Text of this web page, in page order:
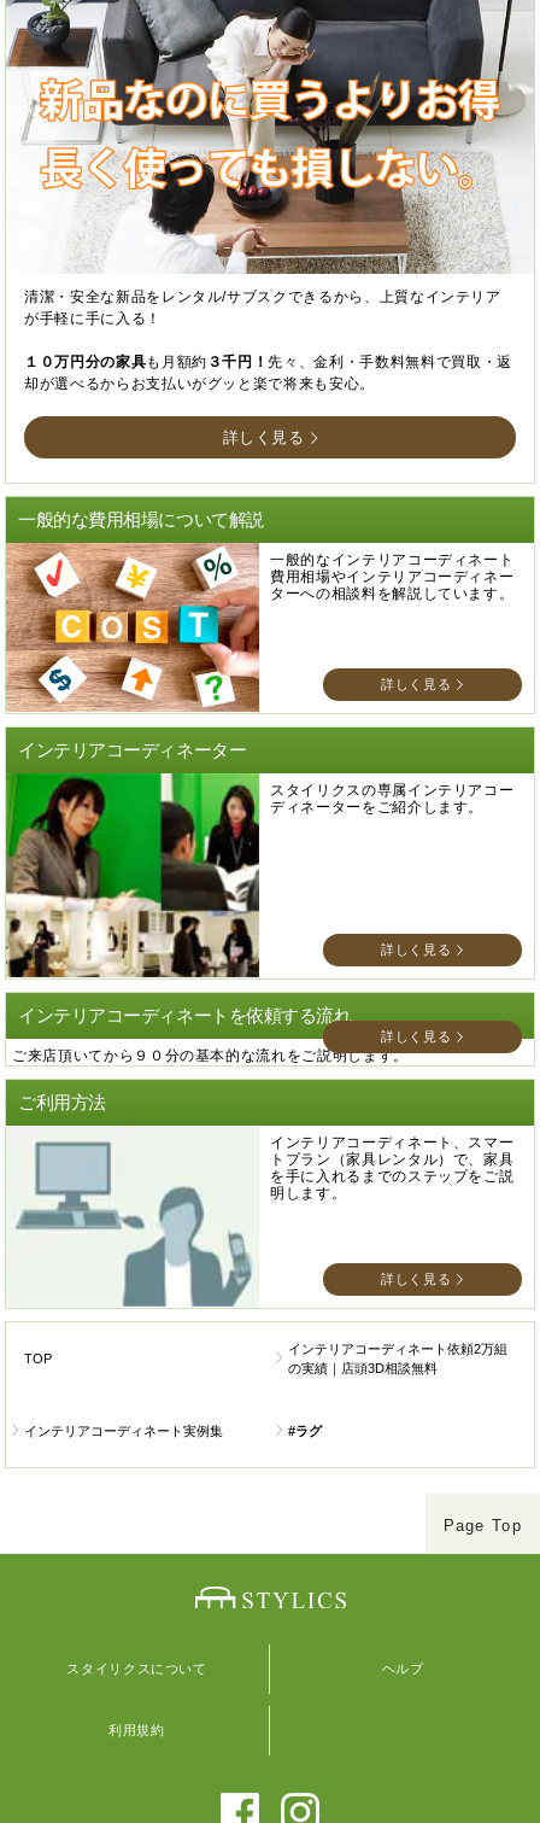
清潔・安全な新品をレンタル/サブスクできるから、上質なインテリア
が手軽に手に入る！
１０万円分の家具も月額約 ３千円！先々、金利・手数料無料で買取・返
却が選べるからお支払いがグッと楽で将来も安心。
詳しく見る
一般的な費用相場について解説
一般的なインテリアコーディネート
費用相場やインテリアコーディネー
ターへの相談料を解説しています。
詳しく見る
インテリアコーディネーター
スタイリクスの専属インテリアコー
ディネーターをご紹介します。
詳しく見る
インテリアコーディネートを依頼する流れ
ご来店頂いてから９０分の基本的な流れをご説明します。
詳しく見る
ご利用方法
インテリアコーディネート、スマー
トプラン（家具レンタル）で、家具
を手に入れるまでのステップをご説
明します。
詳しく見る
TOP
インテリアコーディネート依頼2万組
の実績｜店頭3D相談無料
インテリアコーディネート実例集 #ラグ
Page Top
スタイリクスについて ヘルプ
利用規約